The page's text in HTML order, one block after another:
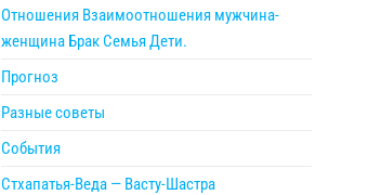
Отношения Взаимоотношения мужчина-
женщина Брак Семья Дети.
Прогноз
Разные советы
События
Стхапатья-Веда — Васту-Шастра